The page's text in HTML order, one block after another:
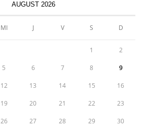
AUGUST 2026
MI J V S D
1 2
5 6 7 8 9
12 13 14 15 16
19 20 21 22 23
26 27 28 29 30